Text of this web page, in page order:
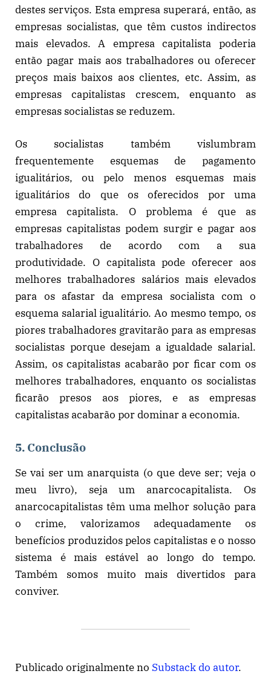
destes serviços. Esta empresa superará, então, as
empresas socialistas, que têm custos indirectos
mais elevados. A empresa capitalista poderia
então pagar mais aos trabalhadores ou oferecer
preços mais baixos aos clientes, etc. Assim, as
empresas capitalistas crescem, enquanto as
empresas socialistas se reduzem.
Os socialistas também vislumbram
frequentemente esquemas de pagamento
igualitários, ou pelo menos esquemas mais
igualitários do que os oferecidos por uma
empresa capitalista. O problema é que as
empresas capitalistas podem surgir e pagar aos
trabalhadores de acordo com a sua
produtividade. O capitalista pode oferecer aos
melhores trabalhadores salários mais elevados
para os afastar da empresa socialista com o
esquema salarial igualitário. Ao mesmo tempo, os
piores trabalhadores gravitarão para as empresas
socialistas porque desejam a igualdade salarial.
Assim, os capitalistas acabarão por ficar com os
melhores trabalhadores, enquanto os socialistas
ficarão presos aos piores, e as empresas
capitalistas acabarão por dominar a economia.
5. Conclusão
Se vai ser um anarquista (o que deve ser; veja o
meu livro), seja um anarcocapitalista. Os
anarcocapitalistas têm uma melhor solução para
o crime, valorizamos adequadamente os
benefícios produzidos pelos capitalistas e o nosso
sistema é mais estável ao longo do tempo.
Também somos muito mais divertidos para
conviver.
Publicado originalmente no Substack do autor.